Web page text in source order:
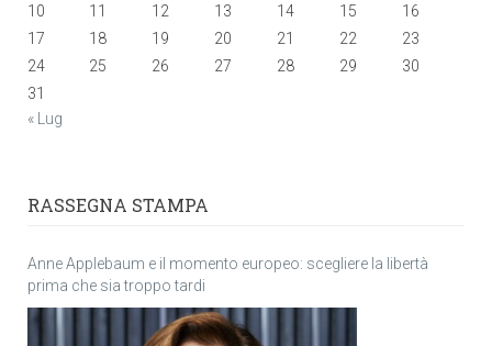
10
11 12 13 14 15
16
17
18 19 20 21 22
23
24
25 26 27 28 29
30
31
« Lug
RASSEGNA STAMPA
Anne Applebaum e il momento europeo: scegliere la libertà
prima che sia troppo tardi